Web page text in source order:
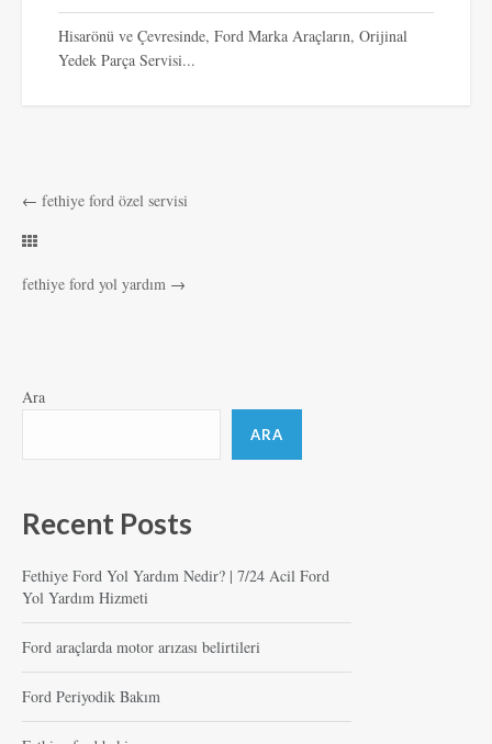
Hisarönü ve Çevresinde, Ford Marka Araçların, Orijinal
Yedek Parça Servisi...
← fethiye ford özel servisi
fethiye ford yol yardım →
Ara
ARA
Recent Posts
Fethiye Ford Yol Yardım Nedir? | 7/24 Acil Ford
Yol Yardım Hizmeti
Ford araçlarda motor arızası belirtileri
Ford Periyodik Bakım